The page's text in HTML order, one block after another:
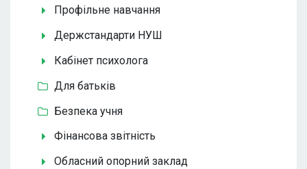
Профільне навчання
Держстандарти НУШ
Кабінет психолога
Для батьків
Безпека учня
Фінансова звітність
Обласний опорний заклад